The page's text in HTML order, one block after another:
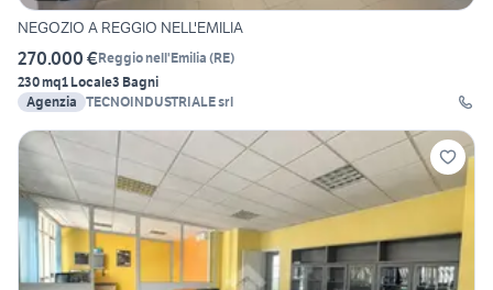
NEGOZIO A REGGIO NELL'EMILIA
270.000 €Reggio nell'Emilia (RE)
230 mq1 Locale3 Bagni
Agenzia TECNOINDUSTRIALE srl